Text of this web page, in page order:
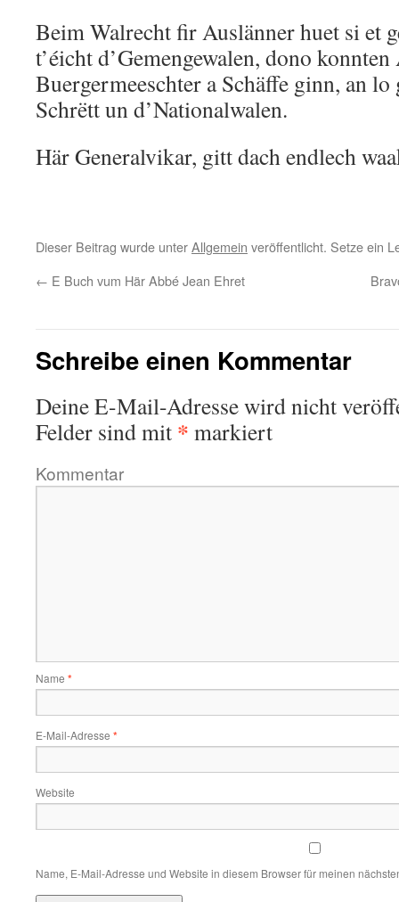
Beim Walrecht fir Auslänner huet si et
t’éicht d’Gemengewalen, dono
Buergermeeschter a Schäffe ginn, an
Schrëtt un d’Nationalwalen.
Här Generalvikar, gitt dach endlech
Dieser Beitrag wurde unterAllgemein veröffentlicht. Setze ein
← E Buch vum Här Abbé Jean Ehret
Schreibe einen Kommentar
Deine E-Mail-Adresse wird nicht
Felder sind mit * markiert
Kommentar
Name *
E-Mail-Adresse *
Website
Name, E-Mail-Adresse und Website in diesem Browser für meinen